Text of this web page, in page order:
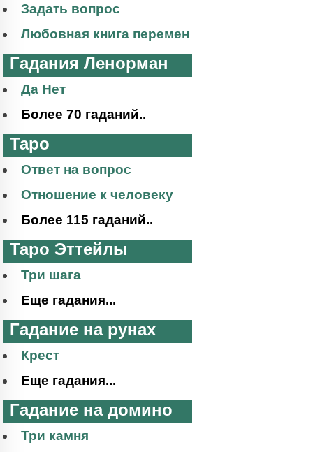
Задать вопрос
Любовная книга перемен
Гадания Ленорман
Да Нет
Более 70 гаданий..
Таро
Ответ на вопрос
Отношение к человеку
Более 115 гаданий..
Таро Эттейлы
Три шага
Еще гадания...
Гадание на рунах
Крест
Еще гадания...
Гадание на домино
Три камня